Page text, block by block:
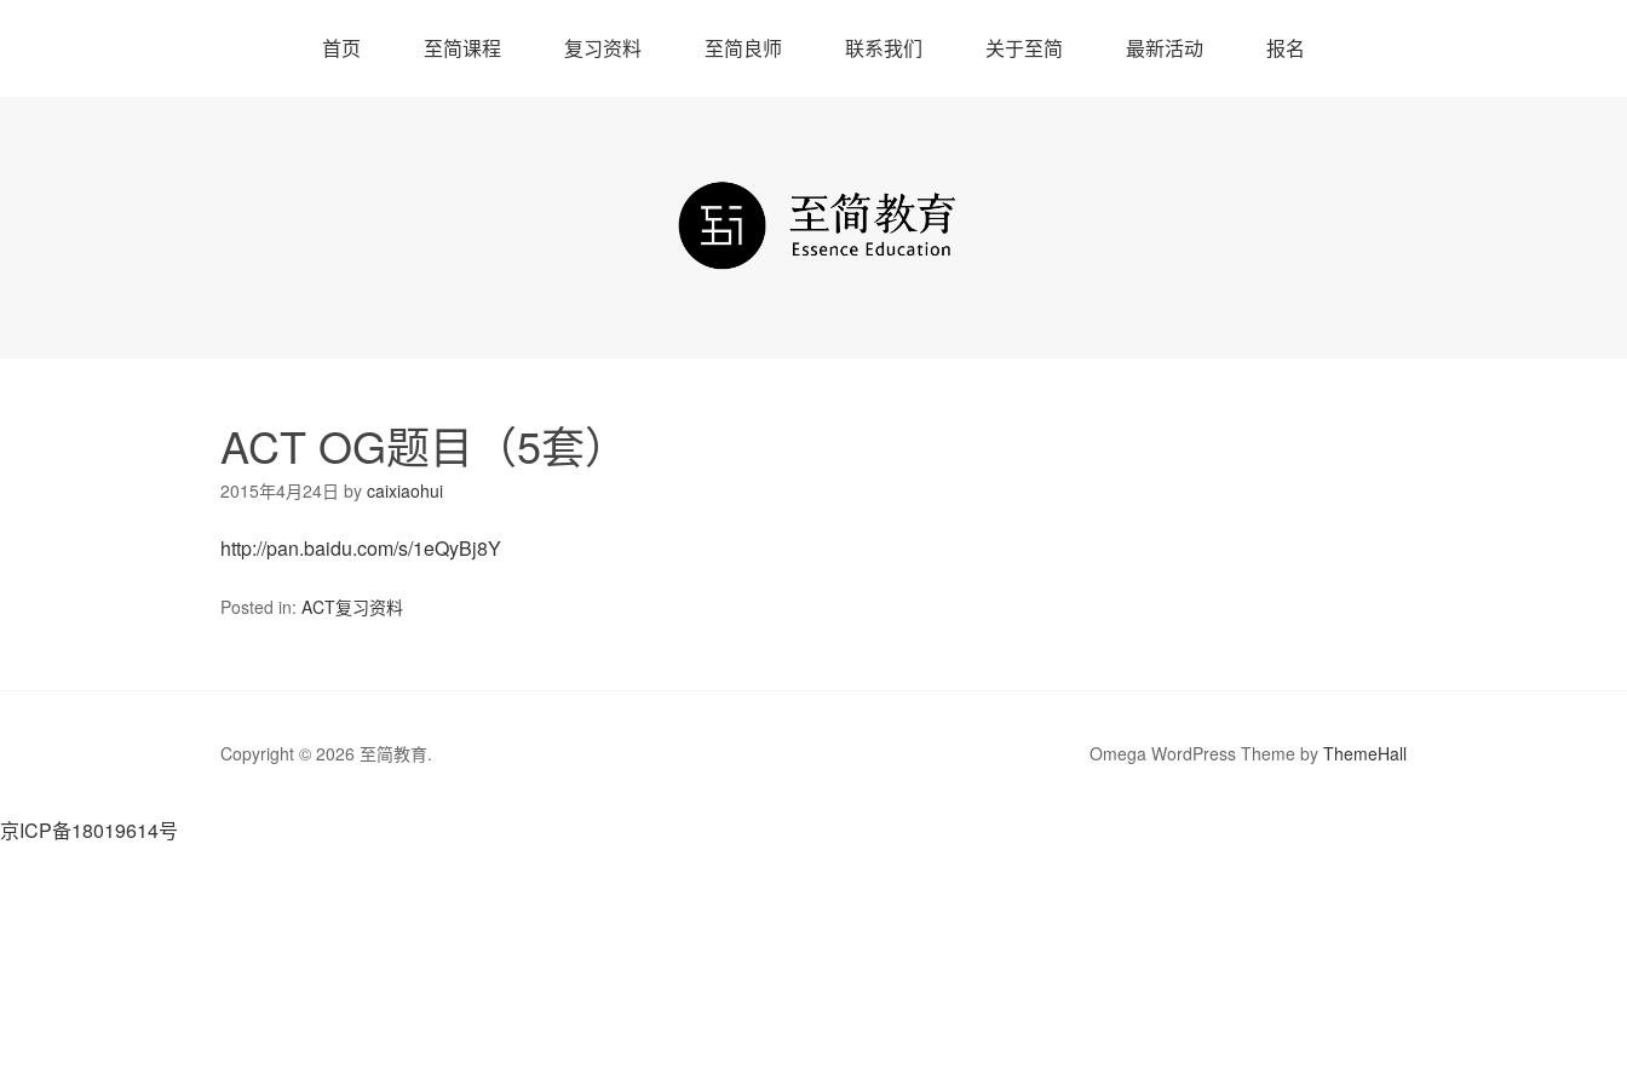
首页 至简课程 复习资料 至简良师 联系我们 关于至简 最新活动 报名
ACT OG题目（5套）
2015年4月24日 by caixiaohui
http://pan.baidu.com/s/1eQyBj8Y
Posted in: ACT复习资料
Copyright © 2026 至简教育. Omega WordPress Theme by ThemeHall
京ICP备18019614号